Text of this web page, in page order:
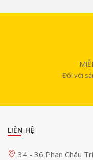
Đối với
LIÊN HỆ
34 - 36 Phan Châu